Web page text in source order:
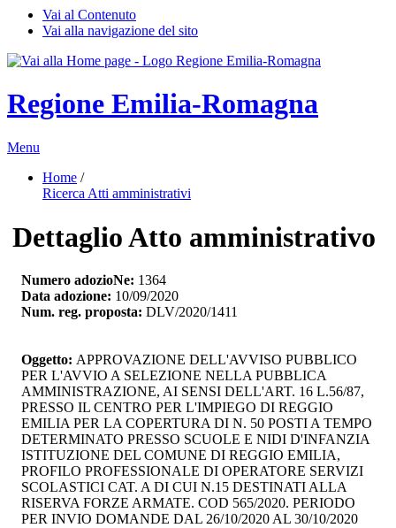
Vai al Contenuto
Vai alla navigazione del sito
Regione Emilia-Romagna
Menu
Home /
Ricerca Atti amministrativi
Dettaglio Atto amministrativo
Numero adozioNe: 1364
Data adozione: 10/09/2020
Num. reg. proposta: DLV/2020/1411
Oggetto: APPROVAZIONE DELL'AVVISO PUBBLICO
PER L'AVVIO A SELEZIONE NELLA PUBBLICA
AMMINISTRAZIONE, AI SENSI DELL'ART. 16 L.56/87,
PRESSO IL CENTRO PER L'IMPIEGO DI REGGIO
EMILIA PER LA COPERTURA DI N. 50 POSTI A TEMPO
DETERMINATO PRESSO SCUOLE E NIDI D'INFANZIA
ISTITUZIONE DEL COMUNE DI REGGIO EMILIA,
PROFILO PROFESSIONALE DI OPERATORE SERVIZI
SCOLASTICI CAT. A DI CUI N.15 DESTINATI ALLA
RISERVA FORZE ARMATE. COD 565/2020. PERIODO
PER INVIO DOMANDE DAL 26/10/2020 AL 30/10/2020